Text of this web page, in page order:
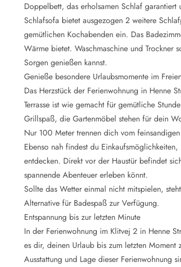
Reiseführer Dänemark
Tipps für Urlaub in Dänemark
Wetter in Dänemark
Saisonzeiten
Badesicherheit im Meer
Naturschutz
Webcam Dänemark
Ferienhauskatalog
Fotowettbewerb
Vorteile bei uns
Reisecurity
Esmark KidsVIP
Esmark VIP - Partnervorteile und Rabatte
Preisgarantie
Keine Kaution
Gästebewertungen
Gratis WLAN
We love people
Doppelbett, das erholsamen Schlaf
Schlafsofa bietet ausgezogen 2 weitere
gemütlichen Kochabenden ein. Das
Wärme bietet. Waschmaschine und
Sorgen genießen kannst.
Genieße besondere Urlaubsmomente im
Das Herzstück der Ferienwohnung in Henne
Terrasse ist wie gemacht für gemütliche
Grillspaß, die Gartenmöbel stehen für dein
Nur 100 Meter trennen dich vom
Ebenso nah findest du
entdecken. Direkt vor der Haustür befindet
spannende Abenteuer erleben könnt.
Sollte das Wetter einmal nicht mitspielen,
Alternative für Badespaß zur Verfügung.
Entspannung bis zur letzten Minute
In der Ferienwohnung im Klitvej 2 in Henne
es dir, deinen Urlaub bis zum letzten Moment
Ausstattung und Lage dieser Ferienwohnung